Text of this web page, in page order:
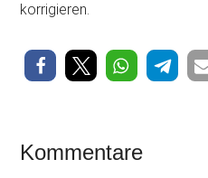
korrigieren.
Leser-
Kommentare